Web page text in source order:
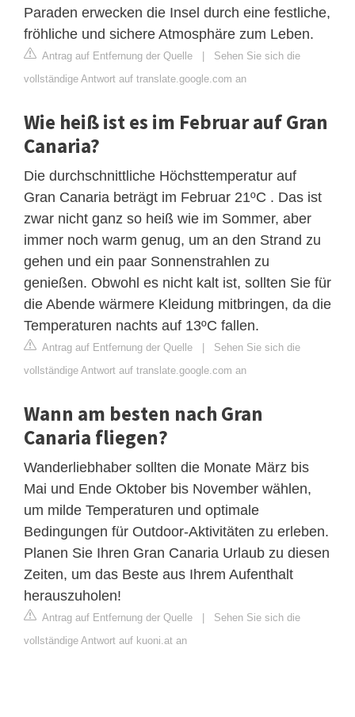
Paraden erwecken die Insel durch eine festliche,
fröhliche und sichere Atmosphäre zum Leben.
Antrag auf Entfernung der Quelle | Sehen Sie sich die
vollständige Antwort auf translate.google.com an
Wie heiß ist es im Februar auf Gran
Canaria?
Die durchschnittliche Höchsttemperatur auf
Gran Canaria beträgt im Februar 21ºC . Das ist
zwar nicht ganz so heiß wie im Sommer, aber
immer noch warm genug, um an den Strand zu
gehen und ein paar Sonnenstrahlen zu
genießen. Obwohl es nicht kalt ist, sollten Sie für
die Abende wärmere Kleidung mitbringen, da die
Temperaturen nachts auf 13ºC fallen.
Antrag auf Entfernung der Quelle | Sehen Sie sich die
vollständige Antwort auf translate.google.com an
Wann am besten nach Gran
Canaria fliegen?
Wanderliebhaber sollten die Monate März bis
Mai und Ende Oktober bis November wählen,
um milde Temperaturen und optimale
Bedingungen für Outdoor-Aktivitäten zu erleben.
Planen Sie Ihren Gran Canaria Urlaub zu diesen
Zeiten, um das Beste aus Ihrem Aufenthalt
herauszuholen!
Antrag auf Entfernung der Quelle | Sehen Sie sich die
vollständige Antwort auf kuoni.at an